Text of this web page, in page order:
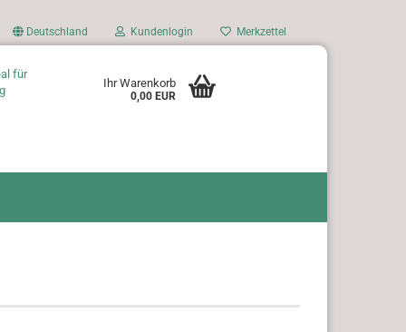
Deutschland Kundenlogin Merkzettel
für
Ihr Warenkorb
0,00 EUR